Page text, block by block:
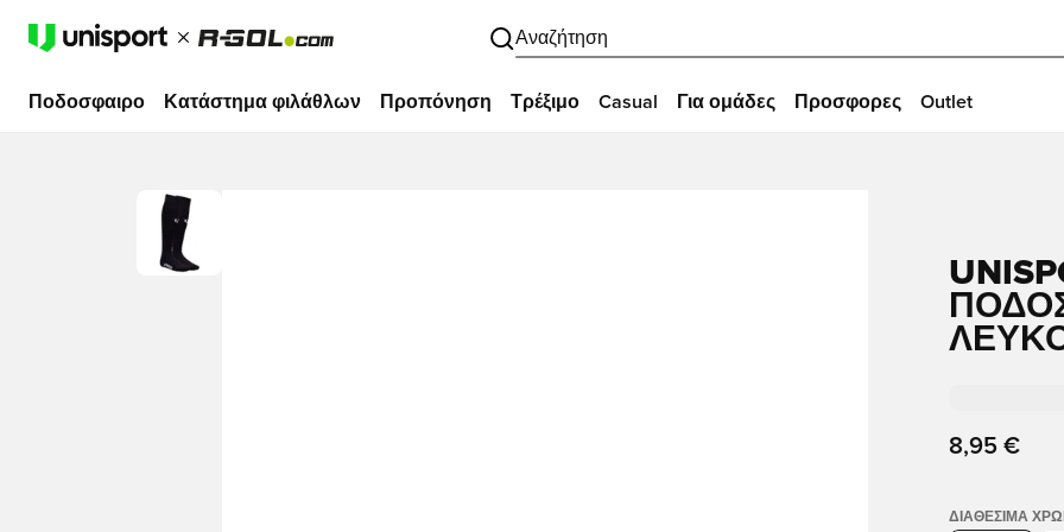
Αναζήτηση
Ποδοσφαιρο Κατάστημα φιλάθλων Προπόνηση Τρέξιμο Casual Για ομάδες Προσφορες Outlet
8,95 €
ΔΙΑΘΈΣΙΜΑ